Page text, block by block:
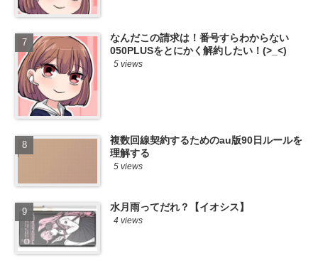
なんだこの請求は！番号すらわからない
050PLUSをとにかく解約したい！(>_<)
5 views
複数回線契約するためのau版90日ルールを
理解する
5 views
水月雨ってだれ？【イオシス】
4 views